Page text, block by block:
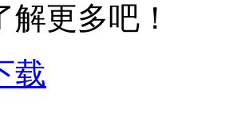
解更多吧！
载